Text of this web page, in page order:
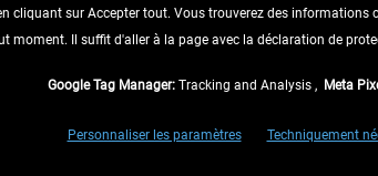
RENONCER AU CONTRAT ICI
et, le
** S'applique aux envois vers l'Allemagne. Pour les autres
cliquant sur Accepter tout. Vous trouverez des
moment. Il suffit d'aller à la page avec la déclaration de
Google Tag Manager: Tracking and Analysis , Meta
Personnaliser les paramètres Techniquement